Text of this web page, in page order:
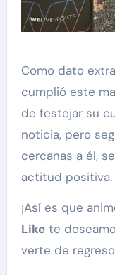
Como dato
cumplió este
de festejar su
noticia, pero
cercanas a él,
actitud positiva.
¡Así es que
Likete
verte de